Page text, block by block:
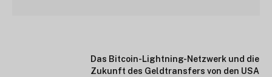
Das Bitcoin-Lightning-Netzwerk und die
Zukunft des Geldtransfers von den USA